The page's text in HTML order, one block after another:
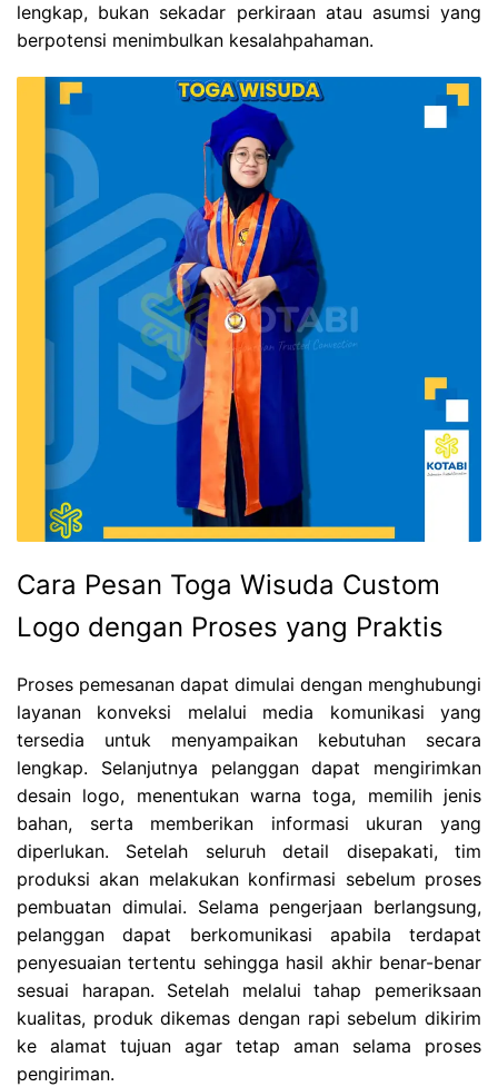
lengkap, bukan sekadar perkiraan atau asumsi yang
berpotensi menimbulkan kesalahpahaman.
Cara Pesan Toga Wisuda Custom
Logo dengan Proses yang Praktis
Proses pemesanan dapat dimulai dengan menghubungi
layanan konveksi melalui media komunikasi yang
tersedia untuk menyampaikan kebutuhan secara
lengkap. Selanjutnya pelanggan dapat mengirimkan
desain logo, menentukan warna toga, memilih jenis
bahan, serta memberikan informasi ukuran yang
diperlukan. Setelah seluruh detail disepakati, tim
produksi akan melakukan konfirmasi sebelum proses
pembuatan dimulai. Selama pengerjaan berlangsung,
pelanggan dapat berkomunikasi apabila terdapat
penyesuaian tertentu sehingga hasil akhir benar-benar
sesuai harapan. Setelah melalui tahap pemeriksaan
kualitas, produk dikemas dengan rapi sebelum dikirim
ke alamat tujuan agar tetap aman selama proses
pengiriman.